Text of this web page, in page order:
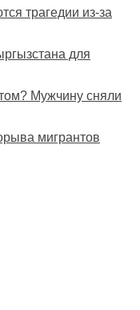
трагедии из-за
для
Мужчину сняли
мигрантов